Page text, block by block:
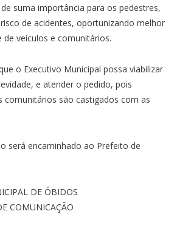
suma importância para os pedestres,
de acidentes, oportunizando melhor
de veículos e comunitários.
o Executivo Municipal possa viabilizar
e atender o pedido, pois
comunitários são castigados com as
será encaminhado ao Prefeito de
DE ÓBIDOS
COMUNICAÇÃO